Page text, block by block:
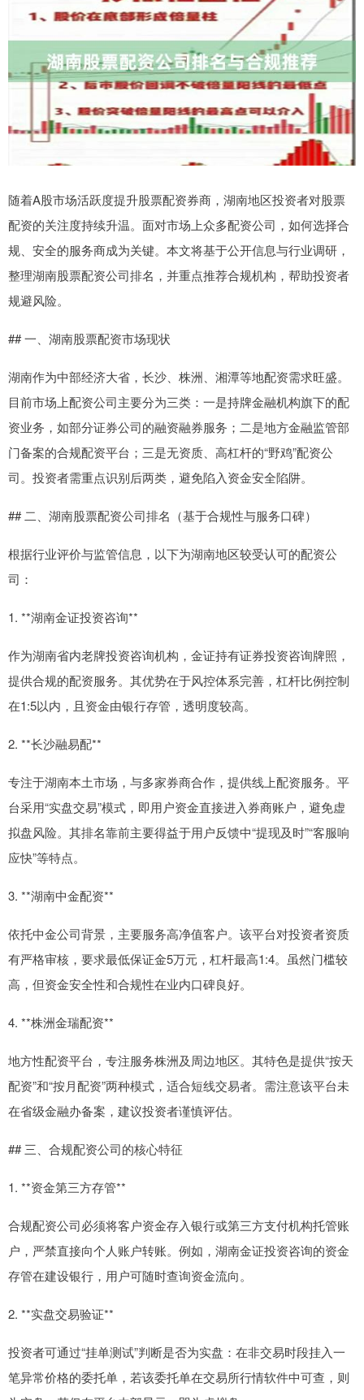
随着A股市场活跃度提升股票配资券商，湖南地区投资者对股票
配资的关注度持续升温。面对市场上众多配资公司，如何选择合
规、安全的服务商成为关键。本文将基于公开信息与行业调研，
整理湖南股票配资公司排名，并重点推荐合规机构，帮助投资者
规避风险。
## 一、湖南股票配资市场现状
湖南作为中部经济大省，长沙、株洲、湘潭等地配资需求旺盛。
目前市场上配资公司主要分为三类：一是持牌金融机构旗下的配
资业务，如部分证券公司的融资融券服务；二是地方金融监管部
门备案的合规配资平台；三是无资质、高杠杆的“野鸡”配资公
司。投资者需重点识别后两类，避免陷入资金安全陷阱。
## 二、湖南股票配资公司排名（基于合规性与服务口碑）
根据行业评价与监管信息，以下为湖南地区较受认可的配资公
司：
1. **湖南金证投资咨询**
作为湖南省内老牌投资咨询机构，金证持有证券投资咨询牌照，
提供合规的配资服务。其优势在于风控体系完善，杠杆比例控制
在1:5以内，且资金由银行存管，透明度较高。
2. **长沙融易配**
专注于湖南本土市场，与多家券商合作，提供线上配资服务。平
台采用“实盘交易”模式，即用户资金直接进入券商账户，避免虚
拟盘风险。其排名靠前主要得益于用户反馈中“提现及时”“客服响
应快”等特点。
3. **湖南中金配资**
依托中金公司背景，主要服务高净值客户。该平台对投资者资质
有严格审核，要求最低保证金5万元，杠杆最高1:4。虽然门槛较
高，但资金安全性和合规性在业内口碑良好。
4. **株洲金瑞配资**
地方性配资平台，专注服务株洲及周边地区。其特色是提供“按天
配资”和“按月配资”两种模式，适合短线交易者。需注意该平台未
在省级金融办备案，建议投资者谨慎评估。
## 三、合规配资公司的核心特征
1. **资金第三方存管**
合规配资公司必须将客户资金存入银行或第三方支付机构托管账
户，严禁直接向个人账户转账。例如，湖南金证投资咨询的资金
存管在建设银行，用户可随时查询资金流向。
2. **实盘交易验证**
投资者可通过“挂单测试”判断是否为实盘：在非交易时段挂入一
笔异常价格的委托单，若该委托单在交易所行情软件中可查，则